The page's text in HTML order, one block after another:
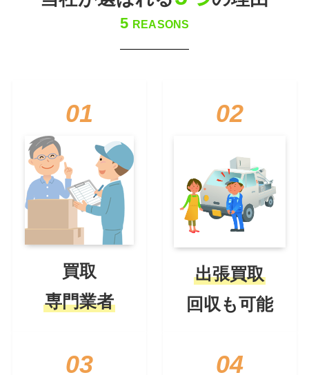
5 REASONS
01
買取
専門業者
02
出張買取
回収も可能
03 04